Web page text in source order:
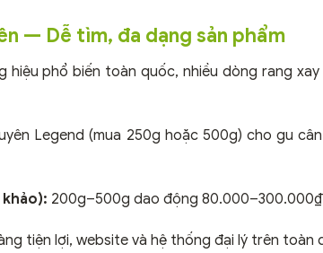
— Dễ tìm, đa dạng sản phẩm
hiệu phổ biến toàn quốc, nhiều dòng rang
Legend (mua 250g hoặc 500g) cho gu
200g–500g dao động
tiện lợi, website và hệ thống đại lý trên toàn